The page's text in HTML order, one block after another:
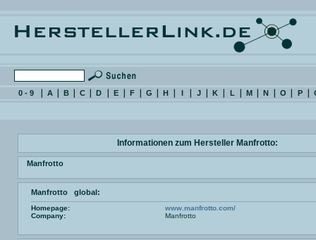
0 - 9 A B C D E F G H I J K L M N O P
Informationen zum Hersteller Manfrotto:
Manfrotto
Manfrotto global:
Homepage:
www.manfrotto.com/
Company:
Manfrotto